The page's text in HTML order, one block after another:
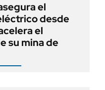
el
desde
el
su mina de